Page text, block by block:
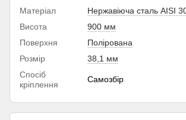
Матеріал
Нержавіюча сталь AISI
Висота
900 мм
Поверхня
Полірована
Розмір
38,1 мм
Спосіб
кріплення
Самозбір